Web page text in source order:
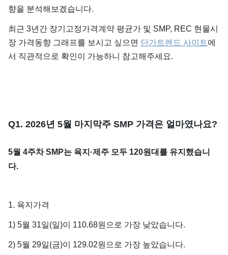
향을 분석해보겠습니다.
최근 3년간 장기고정가격계약 평균가 및 SMP, REC 현물시
장 가격동향 그래프를 보시고 싶으면 단가트렌드 사이트 에
서 직관적으로 확인이 가능하니 참고해주세요.
​Q1. 2026년 5월 마지막주 SMP 가격은 얼마였나요?
5월 4주차 SMP는 육지·제주 모두 120원대를 유지했습니
다.
1. 육지가격
1) 5월 31일(일)이 110.68원으로 가장 낮았습니다.
2) 5월 29일(금)이 129.02원으로 가장 높았습니다.